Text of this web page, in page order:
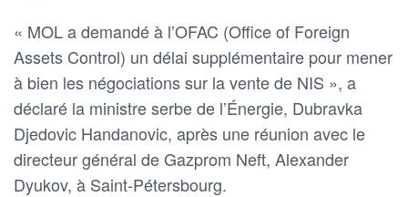
« MOL a demandé à l’OFAC (Office of Foreign
Assets Control) un délai supplémentaire pour mener
à bien les négociations sur la vente de NIS », a
déclaré la ministre serbe de l’Énergie, Dubravka
Djedovic Handanovic, après une réunion avec le
directeur général de Gazprom Neft, Alexander
Dyukov, à Saint-Pétersbourg.